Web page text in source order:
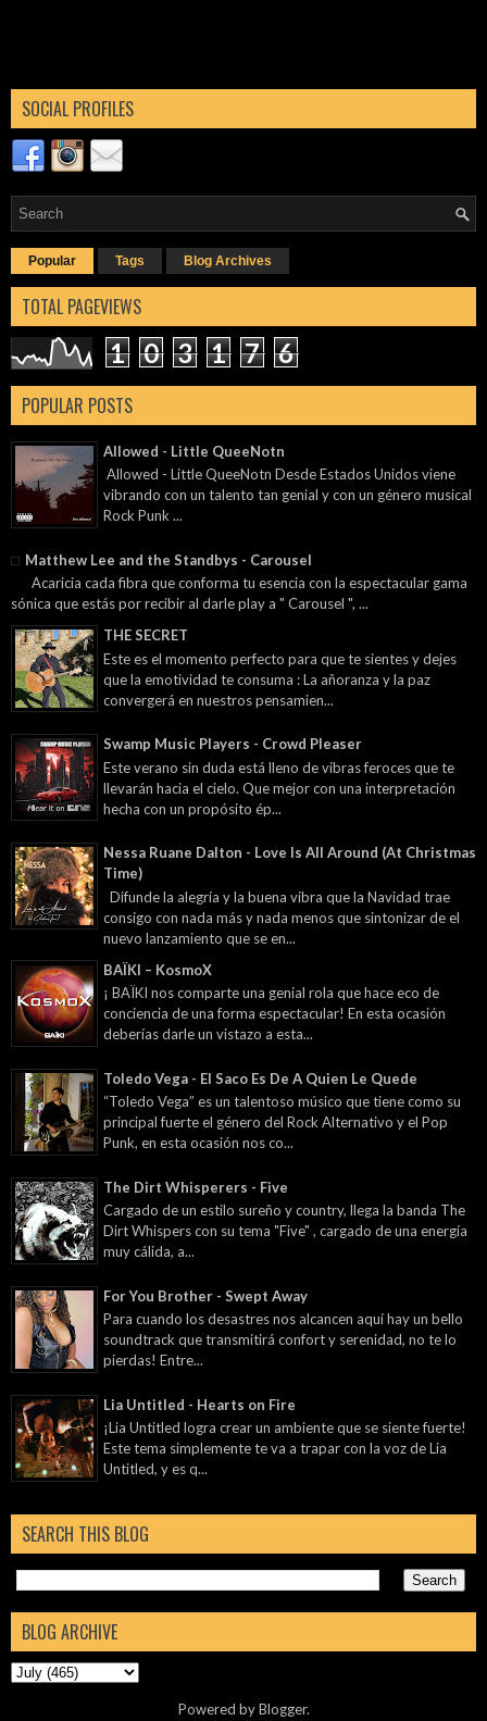
SOCIAL PROFILES
Popular Tags Blog Archives
TOTAL PAGEVIEWS
1 0 3 1 7 6
POPULAR POSTS
Allowed - Little QueeNotn
Allowed - Little QueeNotn Desde Estados Unidos viene
vibrando con un talento tan genial y con un género musical
Rock Punk ...
Matthew Lee and the Standbys - Carousel
Acaricia cada fibra que conforma tu esencia con la espectacular gama
sónica que estás por recibir al darle play a " Carousel ", ...
THE SECRET
Este es el momento perfecto para que te sientes y dejes
que la emotividad te consuma : La añoranza y la paz
convergerá en nuestros pensamien...
Swamp Music Players - Crowd Pleaser
Este verano sin duda está lleno de vibras feroces que te
llevarán hacia el cielo. Que mejor con una interpretación
hecha con un propósito ép...
Nessa Ruane Dalton - Love Is All Around (At Christmas
Time)
Difunde la alegría y la buena vibra que la Navidad trae
consigo con nada más y nada menos que sintonizar de el
nuevo lanzamiento que se en...
BAÏKI – KosmoX
¡ BAÏKI nos comparte una genial rola que hace eco de
conciencia de una forma espectacular! En esta ocasión
deberías darle un vistazo a esta...
Toledo Vega - El Saco Es De A Quien Le Quede
“Toledo Vega” es un talentoso músico que tiene como su
principal fuerte el género del Rock Alternativo y el Pop
Punk, en esta ocasión nos co...
The Dirt Whisperers - Five
Cargado de un estilo sureño y country, llega la banda The
Dirt Whispers con su tema "Five" , cargado de una energía
muy cálida, a...
For You Brother - Swept Away
Para cuando los desastres nos alcancen aquí hay un bello
soundtrack que transmitirá confort y serenidad, no te lo
pierdas! Entre...
Lia Untitled - Hearts on Fire
¡Lia Untitled logra crear un ambiente que se siente fuerte!
Este tema simplemente te va a trapar con la voz de Lia
Untitled, y es q...
SEARCH THIS BLOG
BLOG ARCHIVE
Powered byBlogger.